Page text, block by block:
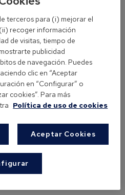
terceros para (i) mejorar el
recoger información
de visitas, tiempo de
publicidad
de navegación. Puedes
clic en “Aceptar
en “Configurar” o
cookies”. Para más
Política de uso de cookies
Aceptar Cookies